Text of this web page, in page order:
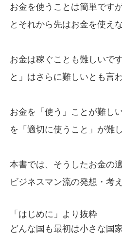
お金を使うことは簡単です
とそれから先はお金を使え
お金は稼ぐことも難しいで
と」はさらに難しいとも言
お金を「使う」ことが難し
を「適切に使うこと」が難
本書では、そうしたお金の
ビジネスマン流の発想・考
「はじめに」より抜粋
どんな国も最初は小さな国